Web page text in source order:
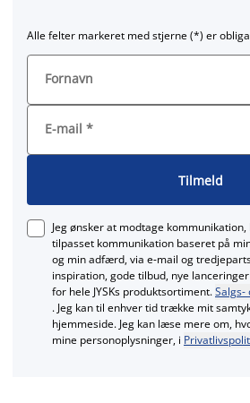
Alle felter markeret med stjerne (*) er
Fornavn
E-mail *
Tilmeld
Jeg ønsker at modtage
tilpasset kommunikation baseret på
og min adfærd, via e‑mail og
inspiration, gode tilbud, nye
for hele JYSKs produktsortiment.Salgs-
. Jeg kan til enhver tid trække mit
hjemmeside. Jeg kan læse mere om,
mine personoplysninger, i